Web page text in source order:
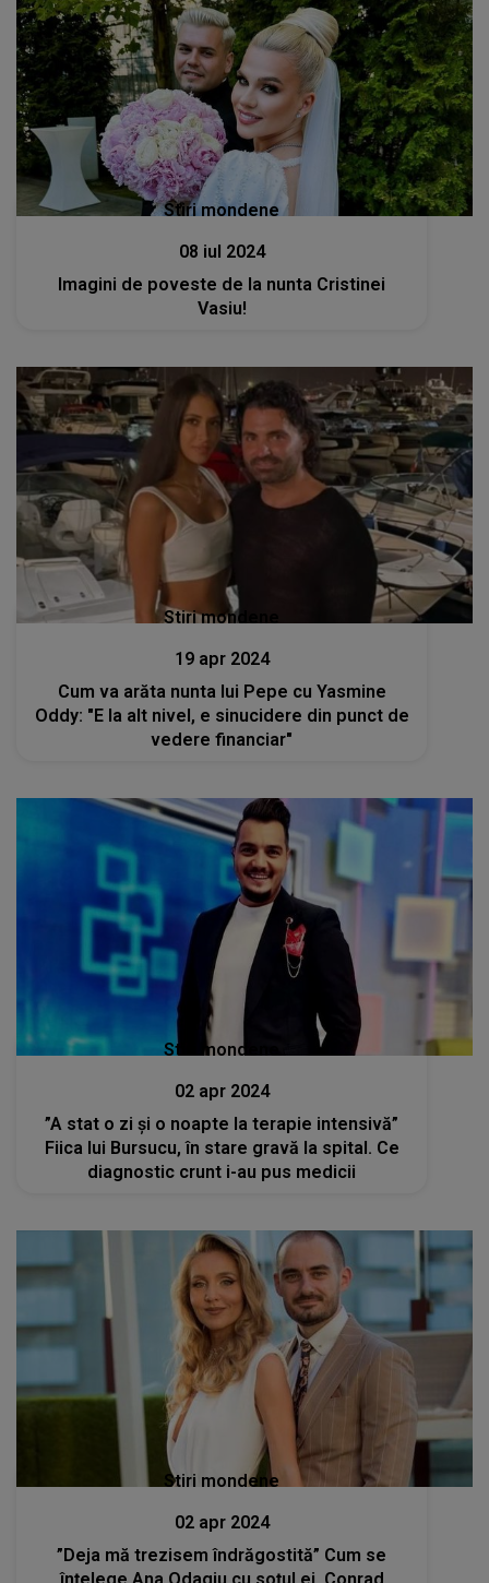
Stiri mondene
08 iul 2024
Imagini de poveste de la nunta Cristinei
Vasiu!
Stiri mondene
19 apr 2024
Cum va arăta nunta lui Pepe cu Yasmine
Oddy: "E la alt nivel, e sinucidere din punct de
vedere financiar"
Stiri mondene
02 apr 2024
”A stat o zi și o noapte la terapie intensivă”
Fiica lui Bursucu, în stare gravă la spital. Ce
diagnostic crunt i-au pus medicii
Stiri mondene
02 apr 2024
”Deja mă trezisem îndrăgostită” Cum se